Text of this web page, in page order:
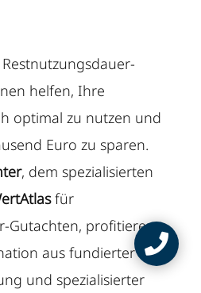
helfen, Ihre
optimal zu nutzen und
Euro zu sparen.
, dem spezialisierten
für
Gutachten, profitieren
aus fundierter
und spezialisierter
